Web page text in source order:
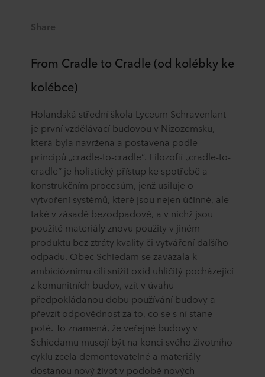
Share
From Cradle to Cradle (od kolébky ke
kolébce)
Holandská střední škola Lyceum Schravenlant
je první vzdělávací budovou v Nizozemsku,
která byla navržena a postavena podle
principů „cradle-to-cradle“. Filozofií „cradle-to-
cradle“ je holistický přístup ke spotřebě a
konstrukčním procesům, jenž usiluje o
vytvoření systémů, které jsou nejen účinné, ale
také v zásadě bezodpadové, a v nichž jsou
použité materiály znovu použity v jiném
produktu bez ztráty kvality či vytváření dalšího
odpadu. Obec Schiedam se zavázala k
ambicióznímu cíli snížit oxid uhličitý pocházející
z komunitních budov, vzít v úvahu
předpokládanou dobu používání budovy a
převzít odpovědnost za to, co se s ní stane
poté. To znamená, že veřejné budovy v
Schiedamu musejí být na konci svého životního
cyklu zcela demontovatelné a materiály
dostanou nový život v podobě nových